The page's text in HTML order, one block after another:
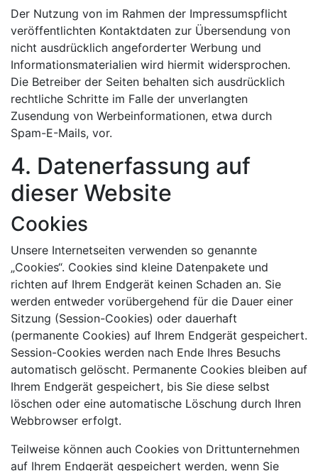
Der Nutzung von im Rahmen der Impressumspflicht
veröffentlichten Kontaktdaten zur Übersendung von
nicht ausdrücklich angeforderter Werbung und
Informationsmaterialien wird hiermit widersprochen.
Die Betreiber der Seiten behalten sich ausdrücklich
rechtliche Schritte im Falle der unverlangten
Zusendung von Werbeinformationen, etwa durch
Spam-E-Mails, vor.
4. Datenerfassung auf
dieser Website
Cookies
Unsere Internetseiten verwenden so genannte
„Cookies“. Cookies sind kleine Datenpakete und
richten auf Ihrem Endgerät keinen Schaden an. Sie
werden entweder vorübergehend für die Dauer einer
Sitzung (Session-Cookies) oder dauerhaft
(permanente Cookies) auf Ihrem Endgerät gespeichert.
Session-Cookies werden nach Ende Ihres Besuchs
automatisch gelöscht. Permanente Cookies bleiben auf
Ihrem Endgerät gespeichert, bis Sie diese selbst
löschen oder eine automatische Löschung durch Ihren
Webbrowser erfolgt.
Teilweise können auch Cookies von Drittunternehmen
auf Ihrem Endgerät gespeichert werden, wenn Sie